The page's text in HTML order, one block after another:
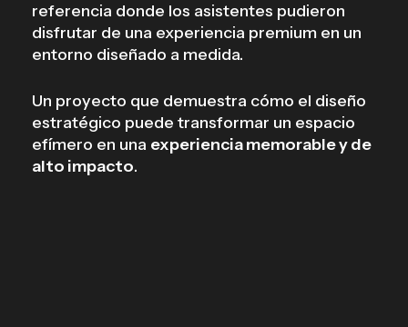
referencia donde los asistentes pudieron
disfrutar de una experiencia premium en un
entorno diseñado a medida.
Un proyecto que demuestra cómo el diseño
estratégico puede transformar un espacio
efímero en una experiencia memorable y de
alto impacto.